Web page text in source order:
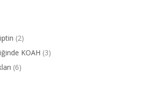
(2)
KOAH (3)
(6)